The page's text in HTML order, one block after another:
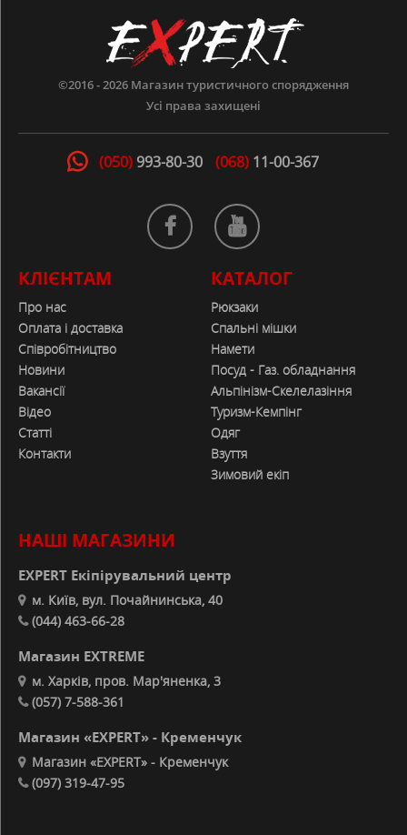
©2016 - 2026 Магазин туристичного спорядження
Усі права захищені
(050) 993-80-30 (068) 11-00-367
КЛІЄНТАМ
Про нас
Оплата і доставка
Співробітництво
Новини
Вакансії
Відео
Статті
Контакти
КАТАЛОГ
Рюкзаки
Спальні мішки
Намети
Посуд - Газ. обладнання
Альпінізм-Скелелазіння
Туризм-Кемпінг
Одяг
Взуття
Зимовий екіп
НАШІ МАГАЗИНИ
EXPERT Екіпірувальний центр
м. Київ, вул. Почайнинська, 40
(044) 463-66-28
Магазин EXTREME
м. Харків, пров. Мар'яненка, 3
(057) 7-588-361
Магазин «EXPERT» - Кременчук
Магазин «EXPERT» - Кременчук
(097) 319-47-95